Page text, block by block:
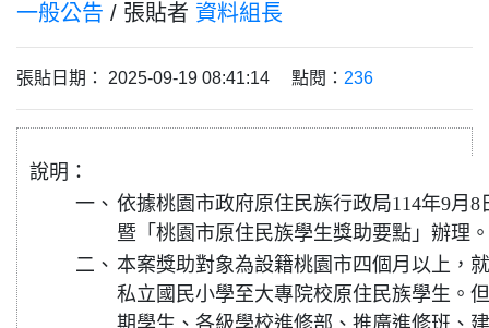
一般公告 / 張貼者 資料組長
張貼日期： 2025-09-19 08:41:14 點閱： 236
說明：
一、 依據桃園市政府原住民族行政局114年9月8
暨「桃園市原住民族學生獎助要點」辦理。
二、 本案獎助對象為設籍桃園市四個月以上，
私立國民小學至大專院校原住民族學生。
期學生、各級學校進修部、推廣進修班、